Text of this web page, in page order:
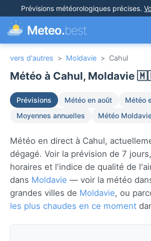
Prévisions météorologiques précises.
Meteo.best
vers d'autres > Moldavie > Cahul
Météo à Cahul, Moldavie
Prévisions Météo en août
Météo
Moyennes annuelles
Météo
Météo en direct à Cahul,
dégagé. Voir la prévision de 7
horaires et l'indice de qualité de
dans Moldavie — voir la météo
grandes villes de Moldavie, ou
les plus chaudes en ce moment